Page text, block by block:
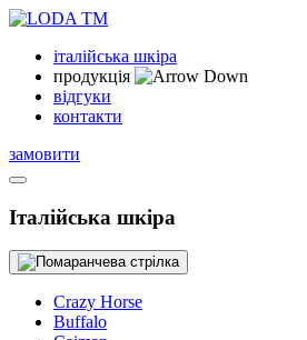
італійська шкіра
продукція
відгуки
контакти
замовити
Італійська шкіра
Crazy Horse
Buffalo